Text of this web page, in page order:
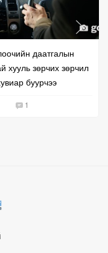
даатгалын
хууль зөрчих зөрчил
буурчээ
1